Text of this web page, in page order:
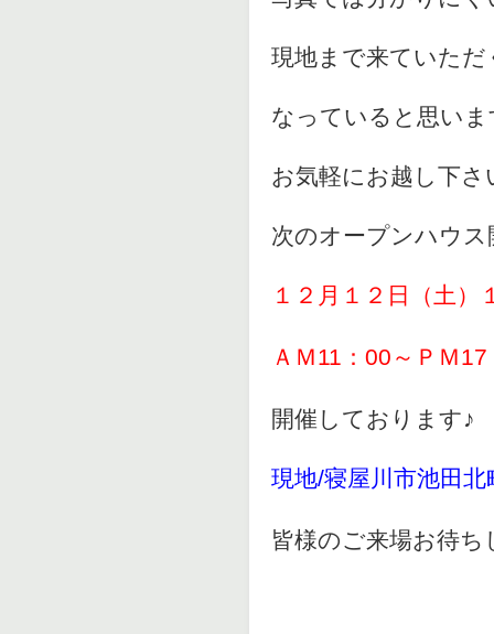
現地まで来ていた
なっていると思い
お気軽にお越し下さ
次のオープンハウス
１２月１２日（土）
ＡＭ11：00～ＰＭ
開催しております♪
現地/寝屋川市池田北
皆様のご来場お待